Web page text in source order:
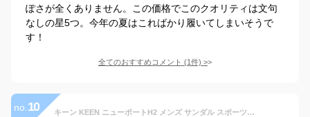
ぽさが全くありません。この価格でこのクオリティは文句
なしの星5つ。今年の夏はこればかり履いてしまいそうで
す！
全てのおすすめコメント (1件) >
no. 10 キーン KEEN ニューポートH2 メンズ サンダル スポーツサンダル アウトドア ブラック グレー NEWPORT H2【送料無料】